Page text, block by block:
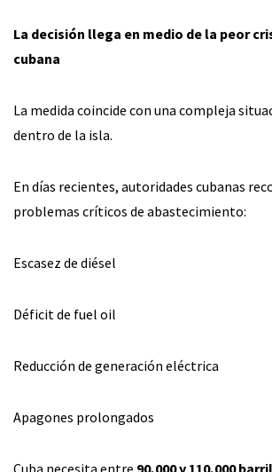
La decisión llega en medio de la peor
cubana
La medida coincide con una compleja
dentro de la isla.
En días recientes, autoridades cubanas
problemas críticos de abastecimiento:
Escasez de diésel
Déficit de fuel oil
Reducción de generación eléctrica
Apagones prolongados